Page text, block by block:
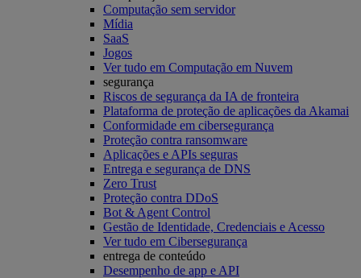
Computação sem servidor
Mídia
SaaS
Jogos
Ver tudo em Computação em Nuvem
segurança
Riscos de segurança da IA de fronteira
Plataforma de proteção de aplicações da Akamai
Conformidade em cibersegurança
Proteção contra ransomware
Aplicações e APIs seguras
Entrega e segurança de DNS
Zero Trust
Proteção contra DDoS
Bot & Agent Control
Gestão de Identidade, Credenciais e Acesso
Ver tudo em Cibersegurança
entrega de conteúdo
Desempenho de app e API